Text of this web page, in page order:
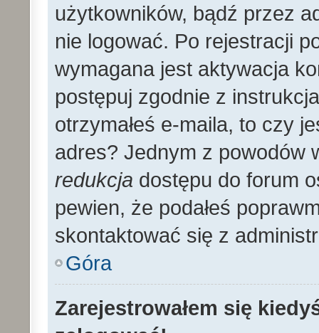
użytkowników, bądź przez
nie logować. Po rejestracji
wymagana jest aktywacja
postępuj zgodnie z
otrzymałeś e-maila, to czy
adres? Jednym z powodów
redukcja dostępu do forum
pewien, że podałeś
skontaktować się z
Góra
Zarejestrowałem się